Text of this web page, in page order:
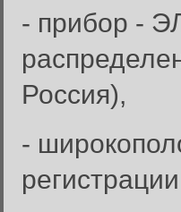
- прибор -
Россия),
-